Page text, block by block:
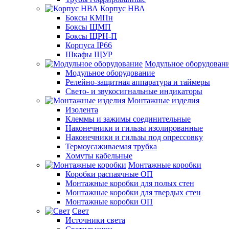
Корпус НВА
Боксы КМПн
Боксы ЩМП
Боксы ЩРН-П
Корпуса IP66
Шкафы ЩУР
Модульное
Модульное оборудование
Релейно-защитная аппаратура и таймеры
Свето- и звукосигнальные индикаторы
Монтажные изделия
Изолента
Клеммы и зажимы соединительные
Наконечники и гильзы изолированные
Наконечники и гильзы под опрессовку
Термоусаживаемая трубка
Хомуты кабельные
Монтажные коробки
Коробки распаячные ОП
Монтажные коробки для полых стен
Монтажные коробки для твердых стен
Монтажные коробки ОП
Свет
Источники света